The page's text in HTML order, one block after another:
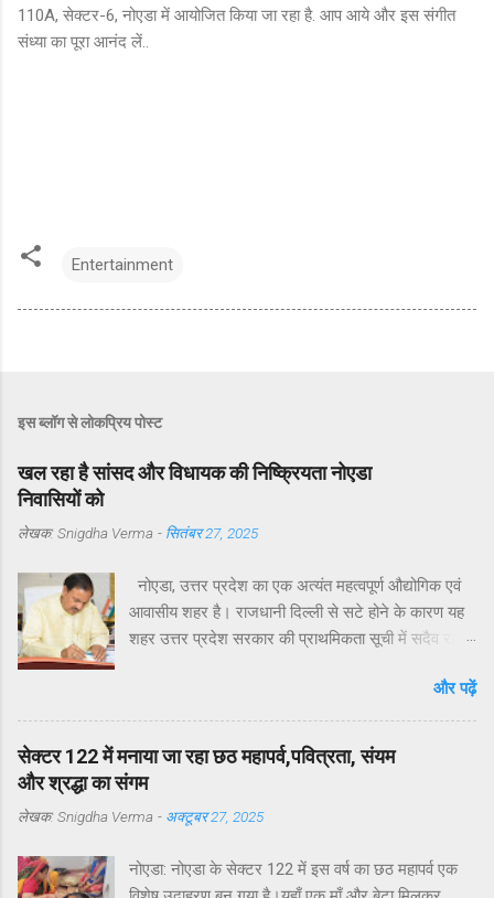
110A, सेक्टर-6, नोएडा में आयोजित किया जा रहा है. आप आये और इस संगीत
संध्या का पूरा आनंद लें..
Entertainment
इस ब्लॉग से लोकप्रिय पोस्ट
खल रहा है सांसद और विधायक की निष्क्रियता नोएडा
निवासियों को
लेखक: Snigdha Verma - सितंबर 27, 2025
नोएडा, उत्तर प्रदेश का एक अत्यंत महत्वपूर्ण औद्योगिक एवं
आवासीय शहर है। राजधानी दिल्ली से सटे होने के कारण यह
शहर उत्तर प्रदेश सरकार की प्राथमिकता सूची में सदैव रहा
विगत वर्षों में नोएडा, ग्रेटर नोएडा और यमुना एक्सप्रेसवे क्षेत्रों
का अभूतपूर्व दौरा किया है।परंतु, यह अत्यंत खेदजनक है कि
स्थानीय सांसद डॉ. महेश शर्मा एवं विधायक श्री पंकज सिंह
नोएडा के विकास में अपेक्षित सक्रियता नहीं दिखा रहे हैं।
उठाने के बावजूद ठोस कार्यवाही नहीं हो रही है। यह कहना है
संगठन सेक्टर 122 के अध्यक्ष डॉ उमेश शर्मा ने नोएडा की
और पढ़ें
सेक्टर 122 में मनाया जा रहा छठ महापर्व,पवित्रता, संयम
और श्रद्धा का संगम
लेखक: Snigdha Verma - अक्टूबर 27, 2025
नोएडा: नोएडा के सेक्टर 122 में इस वर्ष का छठ महापर्व एक